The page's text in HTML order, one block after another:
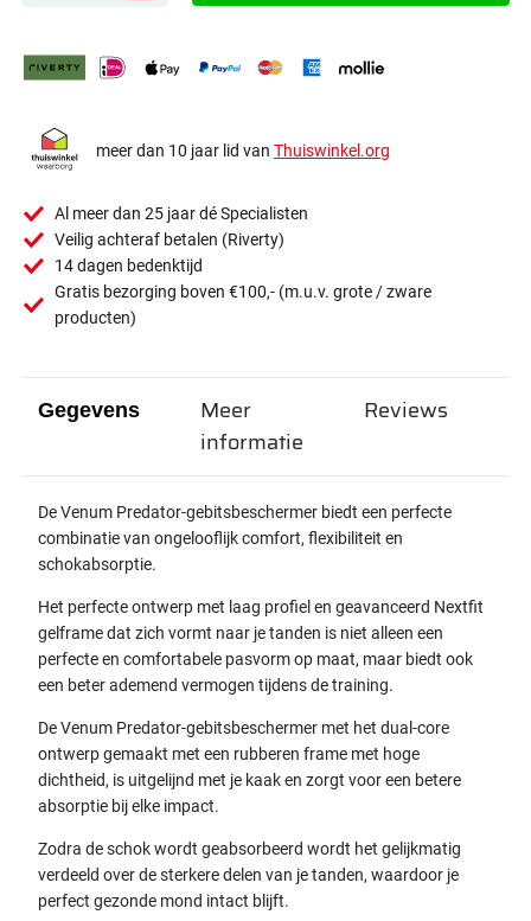
meer dan 10 jaar lid van Thuiswinkel.org
Al meer dan 25 jaar dé Specialisten
Veilig achteraf betalen (Riverty)
14 dagen bedenktijd
Gratis bezorging boven €100,- (m.u.v. grote / zware
producten)
Gegevens
De Venum Predator-gebitsbeschermer biedt een perfecte
combinatie van ongelooflijk comfort, flexibiliteit en
schokabsorptie.
Het perfecte ontwerp met laag profiel en geavanceerd Nextfit
gelframe dat zich vormt naar je tanden is niet alleen een
perfecte en comfortabele pasvorm op maat, maar biedt ook
een beter ademend vermogen tijdens de training.
De Venum Predator-gebitsbeschermer met het dual-core
ontwerp gemaakt met een rubberen frame met hoge
dichtheid, is uitgelijnd met je kaak en zorgt voor een betere
absorptie bij elke impact.
Zodra de schok wordt geabsorbeerd wordt het gelijkmatig
verdeeld over de sterkere delen van je tanden, waardoor je
perfect gezonde mond intact blijft.
Meer
informatie
Reviews